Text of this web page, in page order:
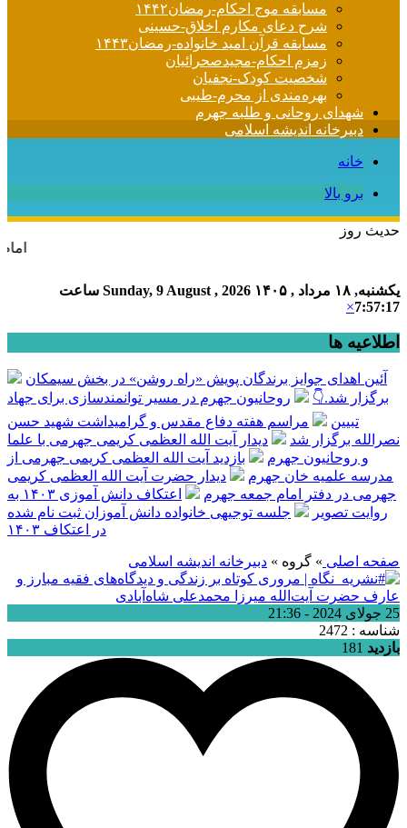
مسابقه موج احکام-رمضان۱۴۴۲
شرح دعای مکارم اخلاق-حسینی
مسابقه قرآن امید خانواده-رمضان۱۴۴۳
زمزم احکام-مجیدصحرائیان
شخصیت کودک-نجفیان
بهره‌مندی از محرم-طیبی
شهدای روحانی و طلبه جهرم
دبیرخانه اندیشه اسلامی
خانه
برو بالا
حدیث روز
امام علی (ع) می
یکشنبه, ۱۸ مرداد , ۱۴۰۵ Sunday, 9 August , 2026 ساعت
7:57:17
×
اطلاعیه ها
آئین اهدای جوایز برندگان پویش «راه روشن» در بخش سیمکان
برگزار شد.👇
روحانیون جهرم در مسیر توانمندسازی برای جهاد
تبیین
مراسم هفته دفاع مقدس و گرامیداشت شهید حسن
نصرالله برگزار شد
دیدار آیت الله العظمی کریمی جهرمی با علما
و روحانیون جهرم
بازدید آیت الله العظمی کریمی جهرمی از
مدرسه علمیه خان جهرم
دیدار حضرت آیت الله العظمی کریمی
جهرمی در دفتر امام جمعه جهرم
اعتکاف دانش آموزی ۱۴۰۳ به
روایت تصویر
جلسه توجیهی خانواده دانش آموزان ثبت نام شده
در اعتکاف ۱۴۰۳
صفحه اصلی » گروه » دبیرخانه اندیشه اسلامی
25 جولای 2024 - 21:36
شناسه : 2472
بازدید 181